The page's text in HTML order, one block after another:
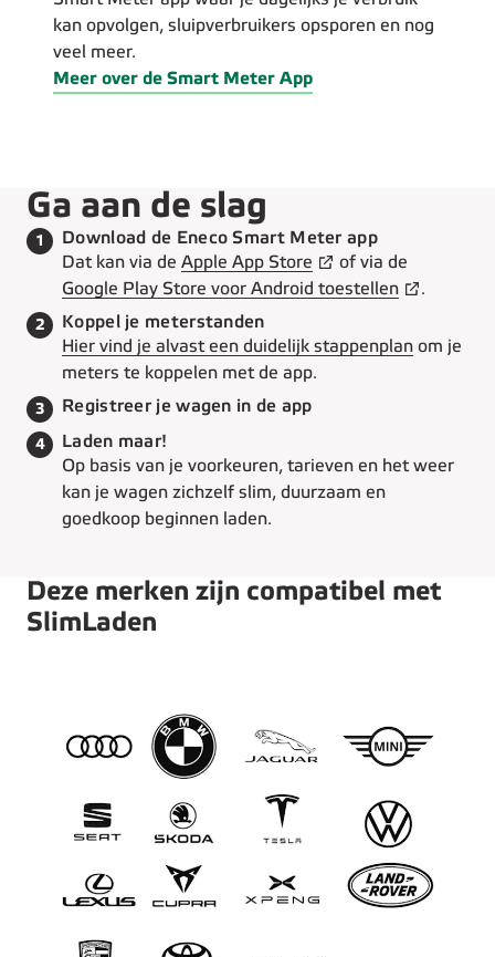
kan opvolgen, sluipverbruikers opsporen en nog
veel meer.
Meer over de Smart Meter App
Ga aan de slag
1 Stap 1 van de 4:
Download de Eneco Smart Meter app
Dat kan via de Apple App Store
of via de
Google Play Store voor Android toestellen
.
2 Stap 2 van de 4:
Koppel je meterstanden
Hier vind je alvast een duidelijk stappenplan om je
meters te koppelen met de app.
3 Stap 3 van de 4:
Registreer je wagen in de app
4 Stap 4 van de 4:
Laden maar!
Op basis van je voorkeuren, tarieven en het weer
kan je wagen zichzelf slim, duurzaam en
goedkoop beginnen laden.
Deze merken zijn compatibel met
SlimLaden